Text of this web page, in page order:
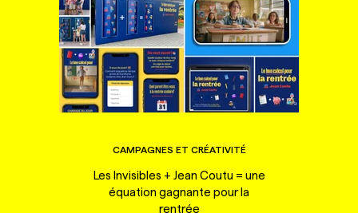
CAMPAGNES ET CRÉATIVITÉ
Les Invisibles + Jean Coutu = une
équation gagnante pour la
rentrée